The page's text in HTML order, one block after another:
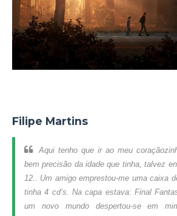
Filipe Martins
Aqui tenho que ir ao meu
bem precisão da idade que tinha, talvez
12.. Um amigo emprestou-me uma caixa
tinha 4 cd’s. Na capa estava: Final
um novo mundo despertou-se em